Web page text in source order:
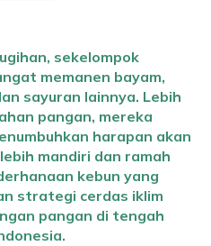
sekelompok
memanen bayam,
sayuran lainnya. Lebih
pangan, mereka
harapan akan
mandiri dan ramah
kebun yang
strategi cerdas iklim
pangan di tengah